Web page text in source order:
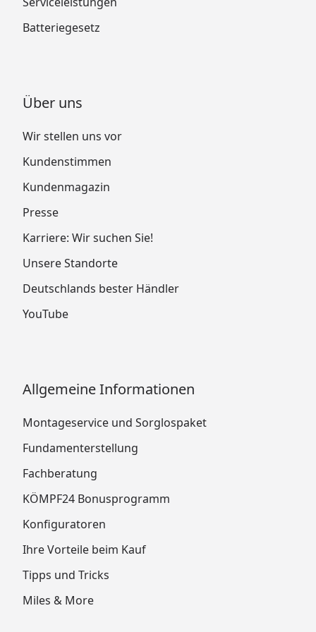
Batteriegesetz
Über uns
Wir stellen uns vor
Kundenstimmen
Kundenmagazin
Presse
Karriere: Wir suchen Sie!
Unsere Standorte
Deutschlands bester Händler
YouTube
Allgemeine Informationen
Montageservice und Sorglospaket
Fundamenterstellung
Fachberatung
KÖMPF24 Bonusprogramm
Konfiguratoren
Ihre Vorteile beim Kauf
Tipps und Tricks
Miles & More